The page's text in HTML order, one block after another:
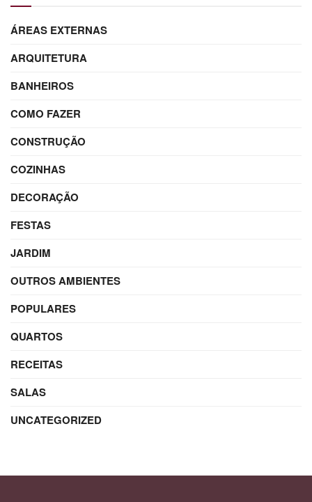
ÁREAS EXTERNAS
ARQUITETURA
BANHEIROS
COMO FAZER
CONSTRUÇÃO
COZINHAS
DECORAÇÃO
FESTAS
JARDIM
OUTROS AMBIENTES
POPULARES
QUARTOS
RECEITAS
SALAS
UNCATEGORIZED